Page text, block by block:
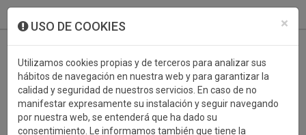
×
USO DE COOKIES
Utilizamos cookies propias y de terceros para analizar sus
hábitos de navegación en nuestra web y para garantizar la
calidad y seguridad de nuestros servicios. En caso de no
manifestar expresamente su instalación y seguir navegando
por nuestra web, se entenderá que ha dado su
consentimiento. Le informamos también que tiene la